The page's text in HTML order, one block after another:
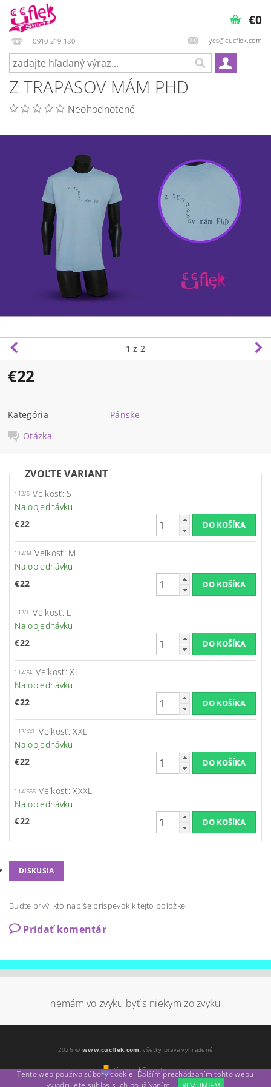
0910 219 180 yes@cucflek.com
€0
Z TRAPASOV MÁM PHD
Neohodnotené
1 z 2
€22
Kategória
Pánske
Otázka
ZVOĽTE VARIANT
112/S Veľkosť: S
Na objednávku
€22
112/M Veľkosť: M
Na objednávku
€22
112/L Veľkosť: L
Na objednávku
€22
112/XL Veľkosť: XL
Na objednávku
€22
112/XXL Veľkosť: XXL
Na objednávku
€22
112/XXX Veľkosť: XXXL
Na objednávku
€22
DISKUSIA
Buďte prvý, kto napíše príspevok k tejto položke.
Pridať komentár
nemám vo zvyku byť s niekym zo zvyku
2026 © www.cucflek.com, všetky práva vyhradené
Vytvoril Shoptet
Tento web používa súbory cookie. Ďalším prechádzaním tohto webu